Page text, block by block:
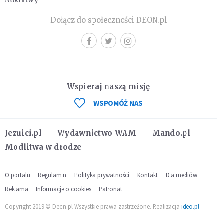
Dołącz do społeczności DEON.pl
Jezuici.pl Wydawnictwo WAM
Mando.pl
Modlitwa w drodze
Wspieraj naszą misję
WSPOMÓŻ NAS
O portalu Regulamin Polityka prywatności Kontakt
Dla mediów
Reklama
Informacje o cookies Patronat
Copyright 2019 © Deon.pl Wszystkie prawa zastrzeżone. Realizacja ideo.pl